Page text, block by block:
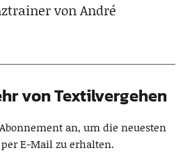
von André
von Textilvergehen
an, um die neuesten
E-Mail zu erhalten.